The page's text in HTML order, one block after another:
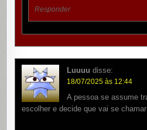
Responder
Luuuu disse:
18/07/2025 às 12:44
A pessoa se assume
escolher e decide que vai se